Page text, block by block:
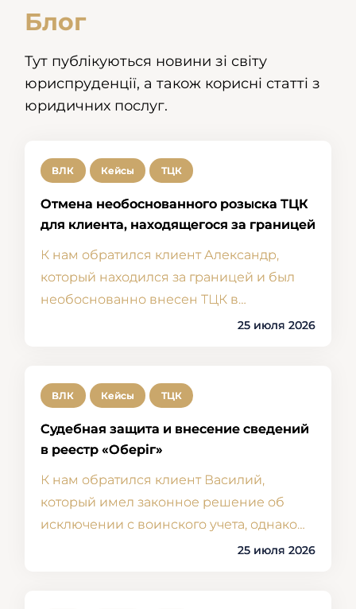
Блог
Тут публікуються новини зі світу
юриспруденції, а також корисні статті з
юридичних послуг.
ВЛК Кейсы ТЦК
Отмена необоснованного розыска ТЦК
для клиента, находящегося за границей
К нам обратился клиент Александр,
который находился за границей и был
необоснованно внесен ТЦК в…
25 июля 2026
ВЛК Кейсы ТЦК
Судебная защита и внесение сведений
в реестр «Оберіг»
К нам обратился клиент Василий,
который имел законное решение об
исключении с воинского учета, однако…
25 июля 2026